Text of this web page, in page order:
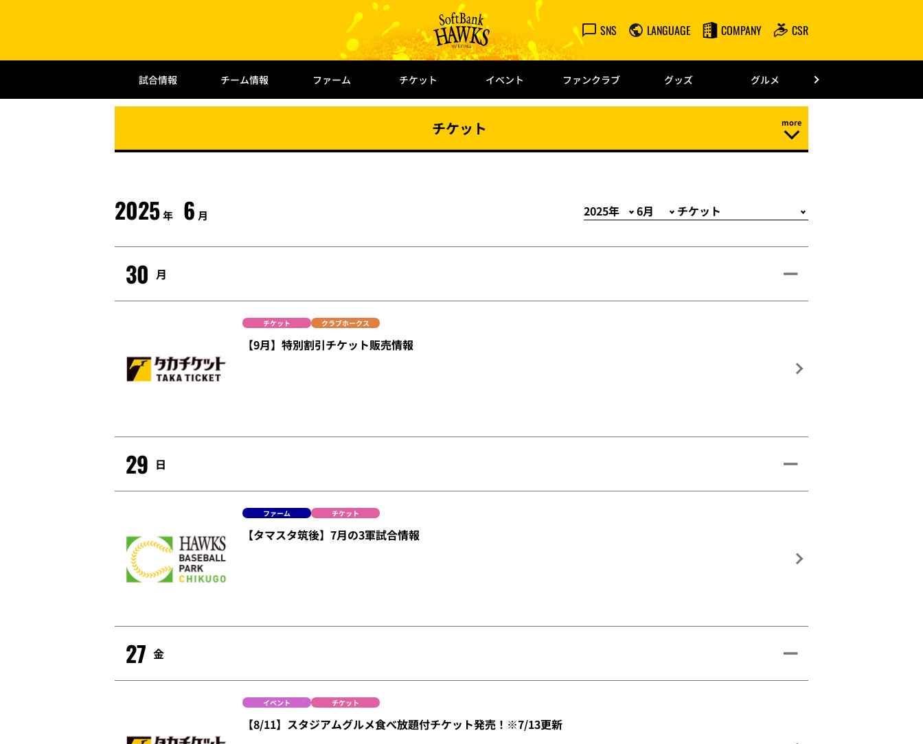
SNS LANGUAGE COMPANY CSR
試合情報 チーム情報 ファーム チケット イベント ファンクラブ グッズ グルメ
チケット
2025年 6 月
30 月
チケット クラブホークス
【9月】特別割引チケット販売情報
29 日
ファーム チケット
【タマスタ筑後】7月の3軍試合情報
27 金
イベント チケット
【8/11】スタジアムグルメ食べ放題付チケット発売！※7/13更新